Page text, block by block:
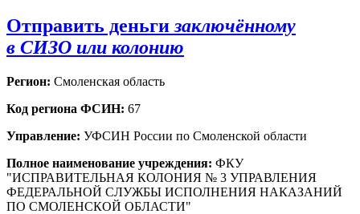
Отправить деньги заключённому
в СИЗО или колонию
Регион: Смоленская область
Код региона ФСИН: 67
Управление: УФСИН России по Смоленской области
Полное наименование учреждения: ФКУ
"ИСПРАВИТЕЛЬНАЯ КОЛОНИЯ № 3 УПРАВЛЕНИЯ
ФЕДЕРАЛЬНОЙ СЛУЖБЫ ИСПОЛНЕНИЯ НАКАЗАНИЙ
ПО СМОЛЕНСКОЙ ОБЛАСТИ"